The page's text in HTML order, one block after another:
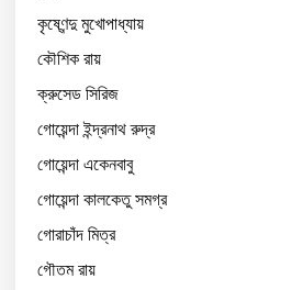
কৃষ্ণেন্দু মুখোপাধ্যায়
কৌশিক রায়
ক্রুসেড সিরিজ
গোয়েন্দা ইন্দ্রনাথ রুদ্র
গোয়েন্দা একেনবাবু
গোয়েন্দা কালকেতু সমগ্র
গোরাচাঁদ মিত্র
গৌতম রায়